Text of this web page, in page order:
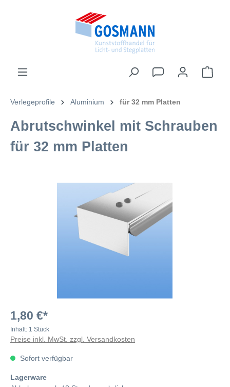
Verlegeprofile Aluminium für 32 mm Platten
Abrutschwinkel mit Schrauben
für 32 mm Platten
1,80 €*
Inhalt: 1 Stück
Preise inkl. MwSt. zzgl. Versandkosten
Sofort verfügbar
Lagerware